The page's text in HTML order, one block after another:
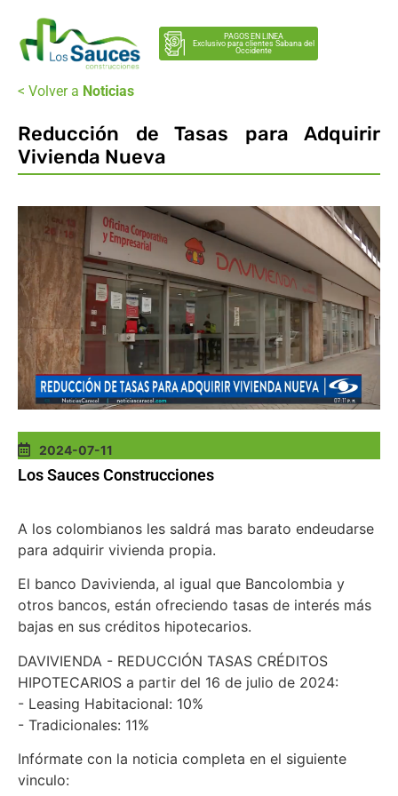
PAGOS EN LINEA
Exclusivo para clientes Sabana del
Occidente
< Volver a Noticias
Reducción de Tasas para Adquirir
Vivienda Nueva
2024-07-11
Los Sauces Construcciones
A los colombianos les saldrá mas barato endeudarse
para adquirir vivienda propia.
El banco Davivienda, al igual que Bancolombia y
otros bancos, están ofreciendo tasas de interés más
bajas en sus créditos hipotecarios.
DAVIVIENDA - REDUCCIÓN TASAS CRÉDITOS
HIPOTECARIOS a partir del 16 de julio de 2024:
- Leasing Habitacional: 10%
- Tradicionales: 11%
Infórmate con la noticia completa en el siguiente
vinculo: